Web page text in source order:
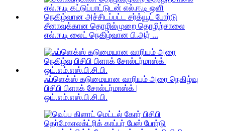
சீனாவுக்கான தொழில்முறை தொழிற்சாலை
எல்.ஈ.டி லைட் நெகிழ்வான பி.ஆர் ...
ஃப்ளெக்ஸ் கடுமையான வாரியம் அரை நெகிழ்வு
பிசிபி பிளாக் சோல்டர்மாஸ்க் |
ஒய்.எம்.எஸ்.பி.சி.பி.